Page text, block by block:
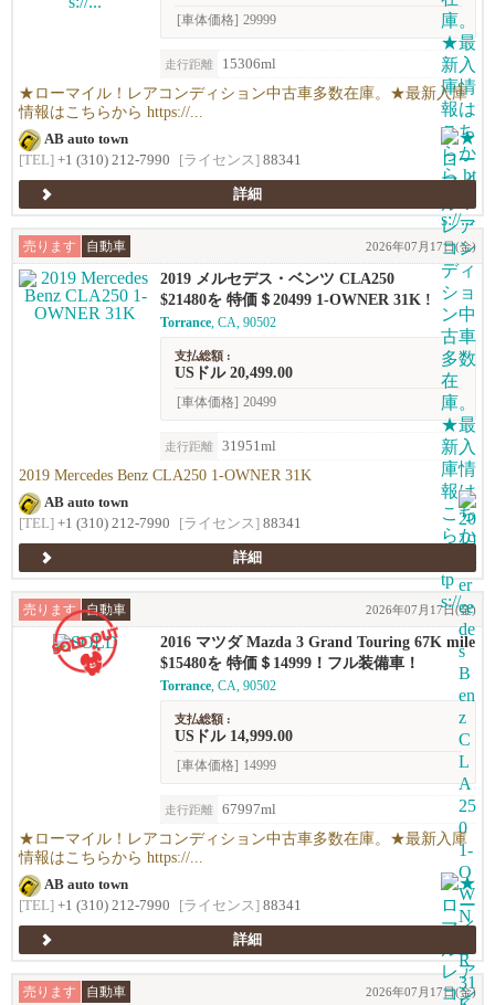
[車体価格] 29999
走行距離 15306ml
★ローマイル！レアコンディション中古車多数在庫。★最新入庫
情報はこちらから https://...
AB auto town
[TEL] +1 (310) 212-7990 [ライセンス] 88341
詳細
売ります 自動車 2026年07月17日(金)
2019 メルセデス・ベンツ CLA250
$21480を 特価＄20499 1-OWNER 31K !
Torrance, CA, 90502
支払総額 :
USドル 20,499.00
[車体価格] 20499
走行距離 31951ml
2019 Mercedes Benz CLA250 1-OWNER 31K
AB auto town
[TEL] +1 (310) 212-7990 [ライセンス] 88341
詳細
売ります 自動車 2026年07月17日(金)
2016 マツダ Mazda 3 Grand Touring 67K mile
s !
$15480を 特価＄14999！フル装備車！
Torrance, CA, 90502
支払総額 :
USドル 14,999.00
[車体価格] 14999
走行距離 67997ml
★ローマイル！レアコンディション中古車多数在庫。★最新入庫
情報はこちらから https://...
AB auto town
[TEL] +1 (310) 212-7990 [ライセンス] 88341
詳細
売ります 自動車 2026年07月17日(金)